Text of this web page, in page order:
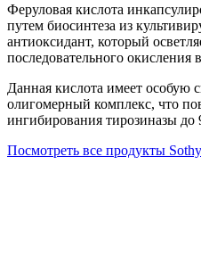
Феруловая кислота
путем биосинтеза из
антиоксидант, который
последовательного окисления
Данная кислота имеет особую
олигомерный комплекс, что
ингибирования тирозиназы до
Посмотреть все продукты